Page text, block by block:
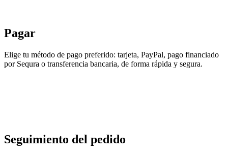
Pagar
Elige tu método de pago preferido: tarjeta, PayPal, pago financiado
por Sequra o transferencia bancaria, de forma rápida y segura.
Seguimiento del pedido